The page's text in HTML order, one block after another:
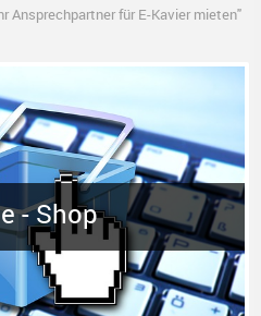
Ansprechpartner für E-Kavier mieten"
- Shop